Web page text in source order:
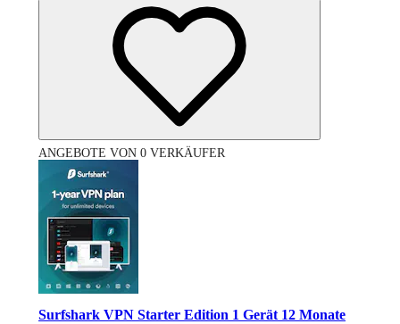
ANGEBOTE VON 0 VERKÄUFER
Surfshark VPN Starter Edition 1 Gerät 12 Monate